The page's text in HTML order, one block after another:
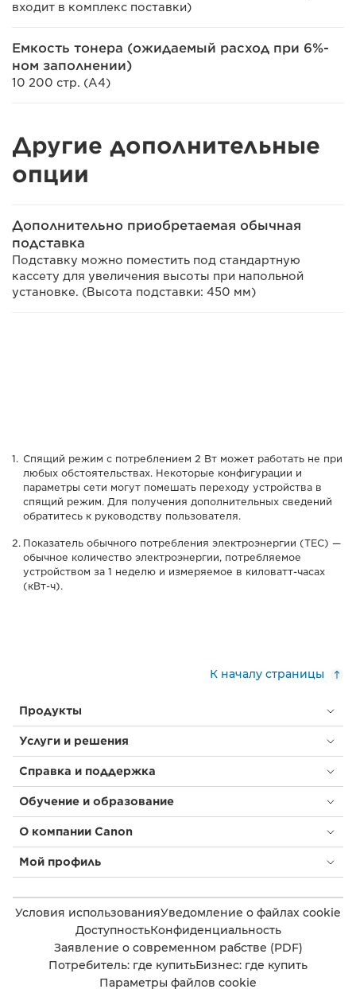
входит в комплекс поставки)
Емкость тонера (ожидаемый расход при 6%-
ном заполнении)
10 200 стр. (A4)
Другие дополнительные
опции
Дополнительно приобретаемая обычная
подставка
Подставку можно поместить под стандартную
кассету для увеличения высоты при напольной
установке. (Высота подставки: 450 мм)
Спящий режим с потреблением 2 Вт может работать не при
любых обстоятельствах. Некоторые конфигурации и
параметры сети могут помешать переходу устройства в
спящий режим. Для получения дополнительных сведений
обратитесь к руководству пользователя.
Показатель обычного потребления электроэнергии (TEC) —
обычное количество электроэнергии, потребляемое
устройством за 1 неделю и измеряемое в киловатт-часах
(кВт-ч).
К началу страницы
Продукты
Услуги и решения
Справка и поддержка
Обучение и образование
О компании Canon
Мой профиль
Условия использованияУведомление о файлах cookie
ДоступностьКонфиденциальность
Заявление о современном рабстве (PDF)
Потребитель: где купитьБизнес: где купить
Параметры файлов cookie